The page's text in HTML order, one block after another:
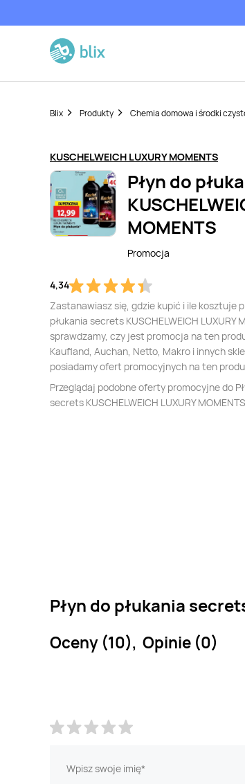
Blix Produkty Chemia domowa i środki
KUSCHELWEICH LUXURY MOMENTS
Płyn do
MOMENTS
Promocja
4,34
Zastanawiasz się, gdzie kupić i ile kosztuje
płukania secrets KUSCHELWEICH LUXURY
sprawdzamy, czy jest promocja na ten
Kaufland, Auchan, Netto, Makro i innych
posiadamy ofert promocyjnych na ten
Przeglądaj podobne oferty promocyjne do
secrets KUSCHELWEICH LUXURY
Płyn do płukania
Oceny (10), Opinie (0)